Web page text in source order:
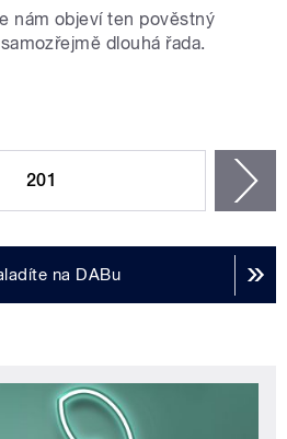
nám objeví ten pověstný
dlouhá řada.
201
na DABu